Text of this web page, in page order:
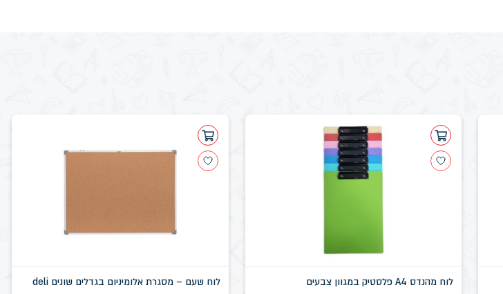
לוח מהנדס A4 פלסטיק במגוון צבעים לוח שעם – מסגרת אלומיניום בגדלים שונים deli